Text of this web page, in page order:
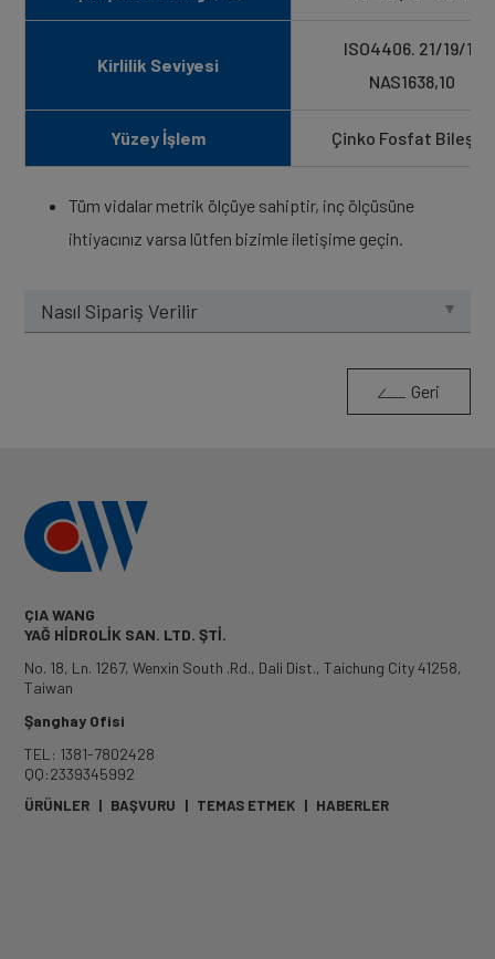
Kirlilik Seviyesi
ISO4406. 21/19/16
NAS1638,10
Yüzey İşlem Çinko Fosfat Bileşiği
Tüm vidalar metrik ölçüye sahiptir, inç ölçüsüne
ihtiyacınız varsa lütfen bizimle iletişime geçin.
Nasıl Sipariş Verilir
Geri
ÇIA WANG
YAĞ HİDROLİK SAN. LTD. ŞTİ.
No. 18, Ln. 1267, Wenxin South .Rd., Dali Dist.,Taichung City41258,
Taiwan
Şanghay Ofisi
TEL: 1381-7802428
QQ:2339345992
ÜRÜNLER | BAŞVURU | TEMAS ETMEK | HABERLER